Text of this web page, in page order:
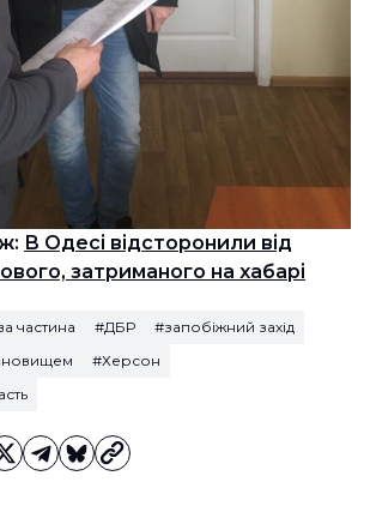
В Одесі відсторонили від
затриманого на хабарі
частина #ДБР
#запобіжний захід
#Херсон